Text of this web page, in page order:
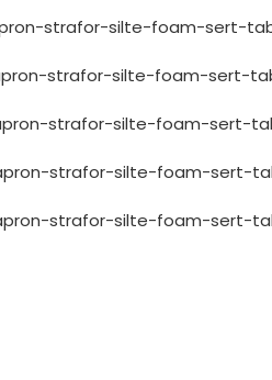
strafor-silte-foam-sert-
strafor-silte-foam-sert-
strafor-silte-foam-sert-
strafor-silte-foam-sert-
strafor-silte-foam-sert-